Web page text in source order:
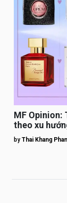
MF Opinion:
theo xu
by Thai Khang